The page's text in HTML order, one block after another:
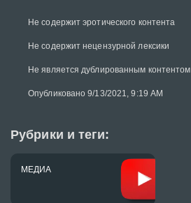
Не содержит эротического контента
Не содержит нецензурной лексики
Не является дублированным контентом
Опубликовано 9/13/2021, 9:19 AM
Рубрики и теги:
МЕДИА